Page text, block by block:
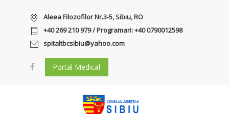
Aleea Filozofilor Nr.3-5, Sibiu, RO
+40 269 210 979 / Programari: +40 0790012598
spitaltbcsibiu@yahoo.com
Portal Medical